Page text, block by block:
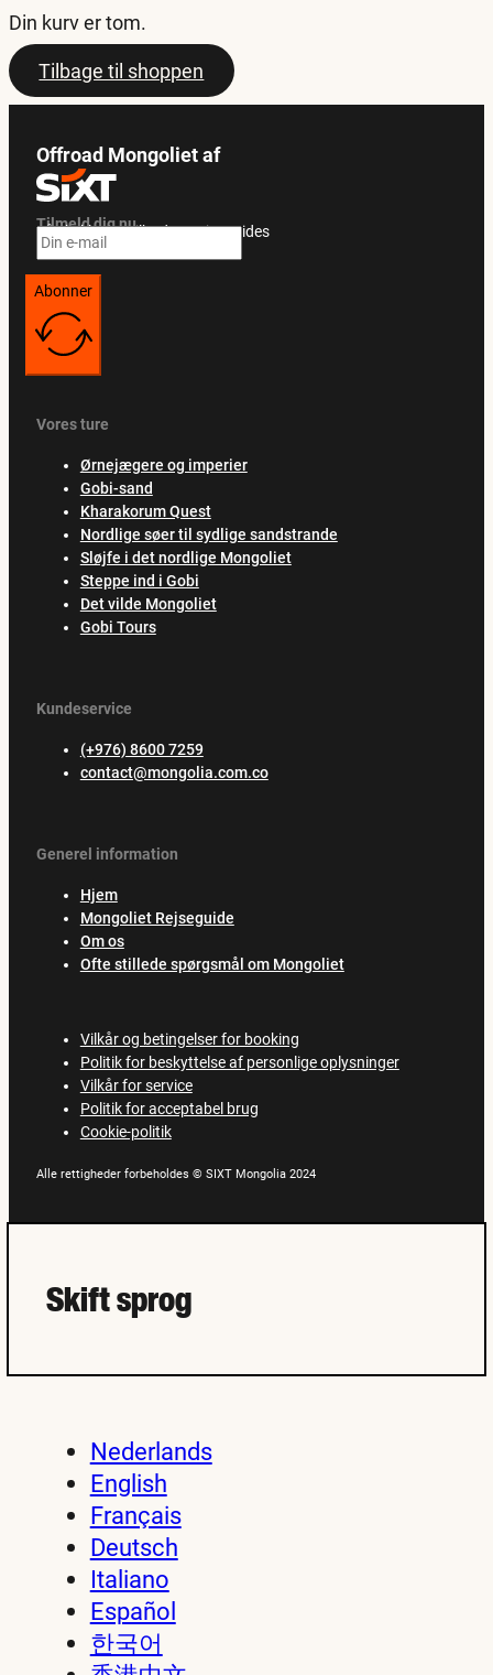
Din kurv er tom.
Tilbage til shoppen
Offroad Mongoliet af
Tilmeld dig nu
Få eksklusive tilbud og rejseguides
Abonner
Vores ture
Ørnejægere og imperier
Gobi-sand
Kharakorum Quest
Nordlige søer til sydlige sandstrande
Sløjfe i det nordlige Mongoliet
Steppe ind i Gobi
Det vilde Mongoliet
Gobi Tours
Kundeservice
(+976) 8600 7259
contact@mongolia.com.co
Generel information
Hjem
Mongoliet Rejseguide
Om os
Ofte stillede spørgsmål om Mongoliet
Vilkår og betingelser for booking
Politik for beskyttelse af personlige oplysninger
Vilkår for service
Politik for acceptabel brug
Cookie-politik
Alle rettigheder forbeholdes © SIXT Mongolia 2024
Skift sprog
Nederlands
English
Français
Deutsch
Italiano
Español
한국어